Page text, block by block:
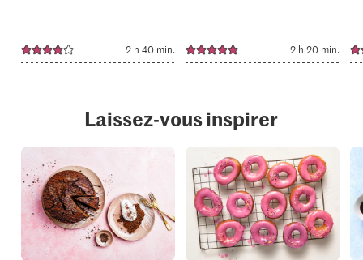
2 h 40 min. 2 h 20 min.
Laissez-vous inspirer